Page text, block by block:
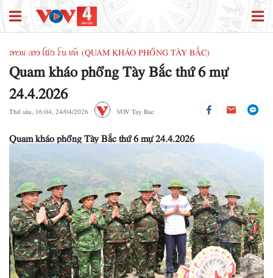
ꪁꪱꪫꪣ ꪄꪱꪫ ꪶꪠꪉ ꪼꪕ ꪚꪀꪰ (QUAM KHÁO PHỔNG TÀY BẮC)
Quam kháo phổng Tày Bắc thứ 6 mự
24.4.2026
Thứ sáu, 16:04, 24/04/2026 VOV Tay Bac
Quam kháo phổng Tày Bắc thứ 6 mự 24.4.2026